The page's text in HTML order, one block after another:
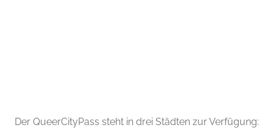
Der QueerCityPass steht in drei Städten zur Verfügung: